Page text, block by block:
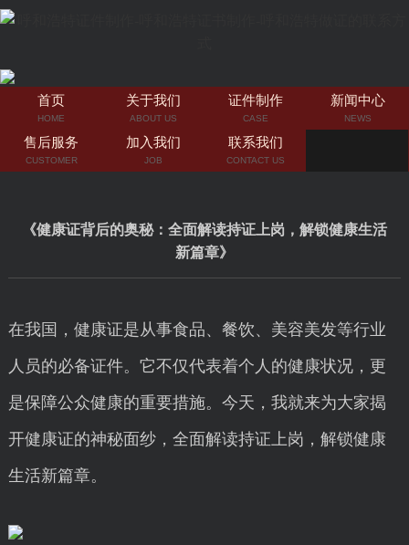
首页
HOME
关于我们
ABOUT US
证件制作
CASE
新闻中心
NEWS
售后服务
CUSTOMER
加入我们
JOB
联系我们
CONTACT US
《健康证背后的奥秘：全面解读持证上岗，解锁健康生活
新篇章》
在我国，健康证是从事食品、餐饮、美容美发等行业
人员的必备证件。它不仅代表着个人的健康状况，更
是保障公众健康的重要措施。今天，我就来为大家揭
开健康证的神秘面纱，全面解读持证上岗，解锁健康
生活新篇章。